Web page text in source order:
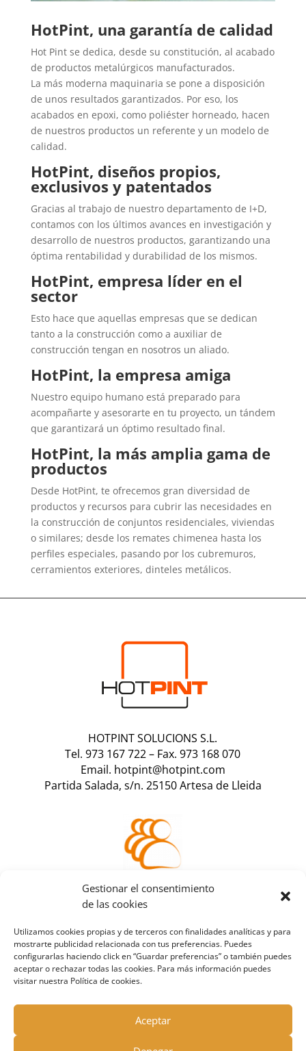
Gestionar el consentimiento
de las cookies
Utilizamos cookies propias y de terceros con finalidades analíticas y para
mostrarte publicidad relacionada con tus preferencias. Puedes
configurarlas haciendo click en “Guardar preferencias” o también puedes
aceptar o rechazar todas las cookies. Para más información puedes
visitar nuestra Política de cookies.
Aceptar
HotPint, una garantía de calidad
Hot Pint se dedica, desde su constitución, al acabado
de productos metalúrgicos manufacturados.
La más moderna maquinaria se pone a disposición
de unos resultados garantizados. Por eso, los
acabados en epoxi, como poliéster horneado, hacen
de nuestros productos un referente y un modelo de
calidad.
HotPint, diseños propios,
exclusivos y patentados
Gracias al trabajo de nuestro departamento de I+D,
contamos con los últimos avances en investigación y
desarrollo de nuestros productos, garantizando una
óptima rentabilidad y durabilidad de los mismos.
HotPint, empresa líder en el
sector
Esto hace que aquellas empresas que se dedican
tanto a la construcción como a auxiliar de
construcción tengan en nosotros un aliado.
HotPint, la empresa amiga
Nuestro equipo humano está preparado para
acompañarte y asesorarte en tu proyecto, un tándem
que garantizará un óptimo resultado final.
HotPint, la más amplia gama de
productos
Desde HotPint, te ofrecemos gran diversidad de
productos y recursos para cubrir las necesidades en
la construcción de conjuntos residenciales, viviendas
o similares; desde los remates chimenea hasta los
perfiles especiales, pasando por los cubremuros,
cerramientos exteriores, dinteles metálicos.
HOTPINT SOLUCIONS S.L.
Tel. 973 167 722– Fax. 973 168 070
Email. hotpint@hotpint.com
Partida Salada, s/n. 25150 Artesa de Lleida
Accede a tu
área de cliente